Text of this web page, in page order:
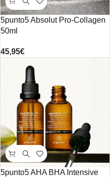
5punto5 Absolut Pro-Collagen
50ml
45,95€
5punto5 AHA BHA Intensive